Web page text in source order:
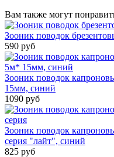
Вам также могут
Зооник поводок
590 руб
Зооник поводок
15мм, синий
1090 руб
Зооник поводок
серия "лайт", синий
825 руб